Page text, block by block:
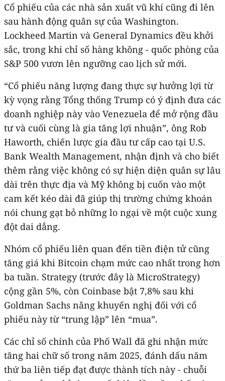
Cổ phiếu của các nhà sản xuất vũ khí cũng đi lên
sau hành động quân sự của Washington.
Lockheed Martin và General Dynamics đều khởi
sắc, trong khi chỉ số hàng không - quốc phòng của
S&P 500 vươn lên ngưỡng cao lịch sử mới.
“Cổ phiếu năng lượng đang thực sự hưởng lợi từ
kỳ vọng rằng Tổng thống Trump có ý định đưa các
doanh nghiệp này vào Venezuela để mở rộng đầu
tư và cuối cùng là gia tăng lợi nhuận”, ông Rob
Haworth, chiến lược gia đầu tư cấp cao tại U.S.
Bank Wealth Management, nhận định và cho biết
thêm rằng việc không có sự hiện diện quân sự lâu
dài trên thực địa và Mỹ không bị cuốn vào một
cam kết kéo dài đã giúp thị trường chứng khoán
nói chung gạt bỏ những lo ngại về một cuộc xung
đột dai dẳng.
Nhóm cổ phiếu liên quan đến tiền điện tử cũng
tăng giá khi Bitcoin chạm mức cao nhất trong hơn
ba tuần. Strategy (trước đây là MicroStrategy)
cộng gần 5%, còn Coinbase bật 7,8% sau khi
Goldman Sachs nâng khuyến nghị đối với cổ
phiếu này từ “trung lập” lên “mua”.
Các chỉ số chính của Phố Wall đã ghi nhận mức
tăng hai chữ số trong năm 2025, đánh dấu năm
thứ ba liên tiếp đạt được thành tích này - chuỗi